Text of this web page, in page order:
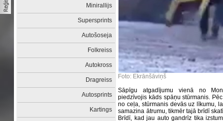
Minirallijs
Supersprints
Autošoseja
Folkreiss
Autokross
Dragreiss
Autosprints
Kartings
Foto: Ekrānšāviņš
Sāpīgu atgadījumu vienā no
piedzīvojis kāds spāņu stūrmanis.
no ceļa, stūrmanis devās uz līkumu,
samazina ātrumu, tikmēr tajā brīdī
Brīdī, kad jau auto gandrīz tika